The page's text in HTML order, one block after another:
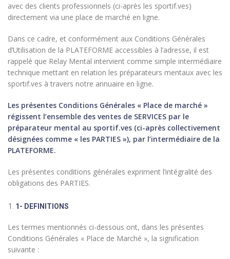
avec des clients professionnels (ci-après les sportif.ves)
directement via une place de marché en ligne.
Dans ce cadre, et conformément aux Conditions Générales
d’Utilisation de la PLATEFORME accessibles à l’adresse, il est
rappelé que Relay Mental intervient comme simple intermédiaire
technique mettant en relation les préparateurs mentaux avec les
sportif.ves à travers notre annuaire en ligne.
Les présentes Conditions Générales « Place de marché »
régissent l’ensemble des ventes de SERVICES par le
préparateur mental au sportif.ves (ci-après collectivement
désignées comme « les PARTIES »), par l’intermédiaire de la
PLATEFORME.
Les présentes conditions générales expriment l’intégralité des
obligations des PARTIES.
1- DEFINITIONS
Les termes mentionnés ci-dessous ont, dans les présentes
Conditions Générales « Place de Marché », la signification
suivante :